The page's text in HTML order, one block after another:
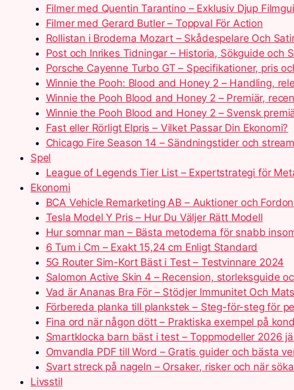
Filmer med Quentin Tarantino – Exklusiv Djup
Filmer med Gerard Butler – Toppval För Action
Rollistan i Broderna Mozart – Skådespelare Och
Post och Inrikes Tidningar – Historia, Sökguide och
Porsche Cayenne Turbo GT – Specifikationer, pris
Winnie the Pooh: Blood and Honey 2 – Handling,
Winnie the Pooh Blood and Honey 2 – Premiär,
Winnie the Pooh Blood and Honey 2 – Svensk
Fast eller Rörligt Elpris – Vilket Passar Din Ekonomi?
Chicago Fire Season 14 – Sändningstider och
Spel
League of Legends Tier List – Expertstrategi för
Ekonomi
BCA Vehicle Remarketing AB – Auktioner och
Tesla Model Y Pris – Hur Du Väljer Rätt Modell
Hur somnar man – Bästa metoderna för snabb
6 Tum i Cm – Exakt 15,24 cm Enligt Standard
5G Router Sim-Kort Bäst i Test – Testvinnare 2024
Salomon Active Skin 4 – Recension, storleksguide
Vad är Ananas Bra För – Stödjer Immunitet Och
Förbereda planka till plankstek – Steg-för-steg för
Fina ord när någon dött – Praktiska exempel på
Smartklocka barn bäst i test – Toppmodeller 2026
Omvandla PDF till Word – Gratis guider och bästa
Svart streck på nageln – Orsaker, risker och när
Livsstil